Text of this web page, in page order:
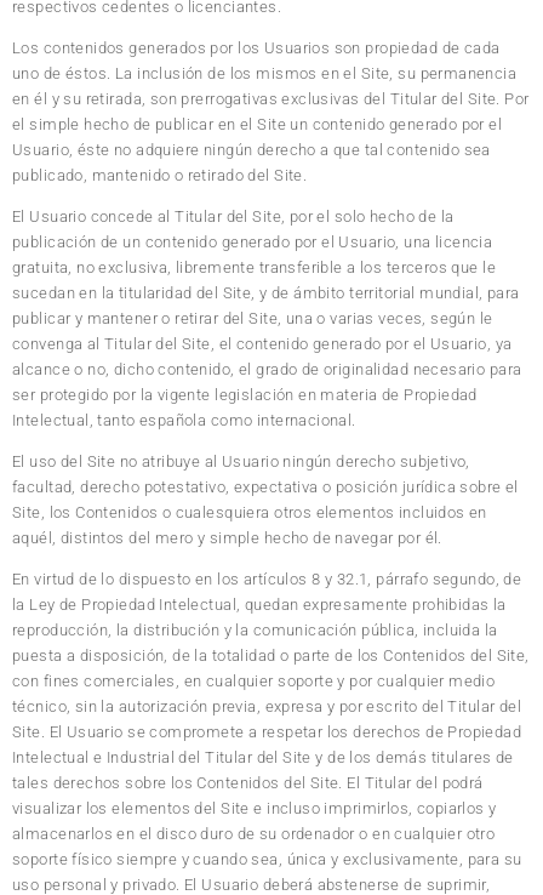
respectivos cedentes o licenciantes.
Los contenidos generados por los Usuarios son propiedad de cada
uno de éstos. La inclusión de los mismos en el Site, su permanencia
en él y su retirada, son prerrogativas exclusivas del Titular del Site. Por
el simple hecho de publicar en el Site un contenido generado por el
Usuario, éste no adquiere ningún derecho a que tal contenido sea
publicado, mantenido o retirado del Site.
El Usuario concede al Titular del Site, por el solo hecho de la
publicación de un contenido generado por el Usuario, una licencia
gratuita, no exclusiva, libremente transferible a los terceros que le
sucedan en la titularidad del Site, y de ámbito territorial mundial, para
publicar y mantener o retirar del Site, una o varias veces, según le
convenga al Titular del Site, el contenido generado por el Usuario, ya
alcance o no, dicho contenido, el grado de originalidad necesario para
ser protegido por la vigente legislación en materia de Propiedad
Intelectual, tanto española como internacional.
El uso del Site no atribuye al Usuario ningún derecho subjetivo,
facultad, derecho potestativo, expectativa o posición jurídica sobre el
Site, los Contenidos o cualesquiera otros elementos incluidos en
aquél, distintos del mero y simple hecho de navegar por él.
En virtud de lo dispuesto en los artículos 8 y 32.1, párrafo segundo, de
la Ley de Propiedad Intelectual, quedan expresamente prohibidas la
reproducción, la distribución y la comunicación pública, incluida la
puesta a disposición, de la totalidad o parte de los Contenidos del Site,
con fines comerciales, en cualquier soporte y por cualquier medio
técnico, sin la autorización previa, expresa y por escrito del Titular del
Site. El Usuario se compromete a respetar los derechos de Propiedad
Intelectual e Industrial del Titular del Site y de los demás titulares de
tales derechos sobre los Contenidos del Site. El Titular del podrá
visualizar los elementos del Site e incluso imprimirlos, copiarlos y
almacenarlos en el disco duro de su ordenador o en cualquier otro
soporte físico siempre y cuando sea, única y exclusivamente, para su
uso personal y privado. El Usuario deberá abstenerse de suprimir,